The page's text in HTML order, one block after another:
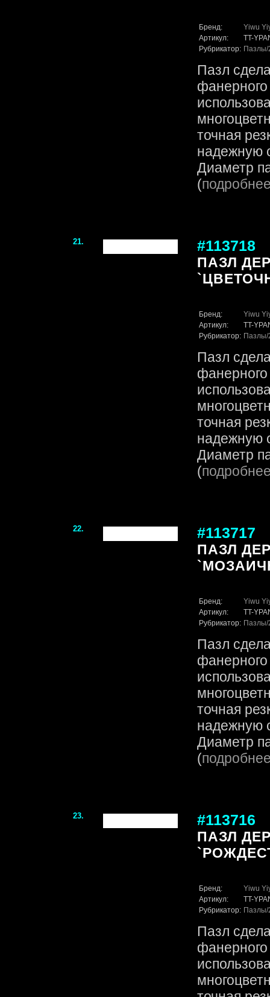
Бренд:
Yiwu
Артикул:
TT-
Рубрикатор: Пазлы/
Пазл
точная
надежную
Диаметр
(
21. #113718
ПАЗЛ
Бренд:
Yiwu
Артикул:
TT-
Рубрикатор: Пазлы/
Пазл
точная
надежную
Диаметр
(
22. #113717
ПАЗЛ
Бренд:
Yiwu
Артикул:
TT-
Рубрикатор: Пазлы/
Пазл
точная
надежную
Диаметр
(
23. #113716
ПАЗЛ
Бренд:
Yiwu
Артикул:
TT-
Рубрикатор: Пазлы/
Пазл